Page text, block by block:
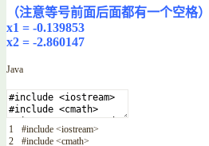
（注意等号前面后面都有一个空格）
x1 = -0.139853
x2 = -2.860147
Java
1
2
#include <iostream>
#include <cmath>